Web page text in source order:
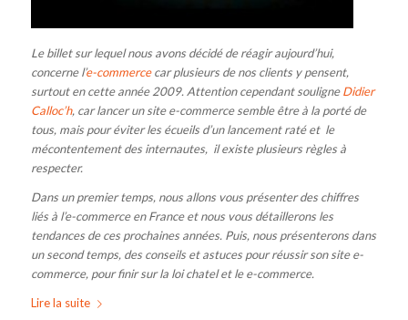
Le billet sur lequel nous avons décidé de réagir aujourd’hui,
concerne l’e-commercecar plusieurs de nos clients y pensent,
surtout en cette année 2009. Attention cependant souligneDidier
Calloc’h, car lancer un site e-commerce semble être à la porté de
tous, mais pour éviter les écueils d’un lancement raté et le
mécontentement des internautes, il existe plusieurs règles à
respecter.
Dans un premier temps, nous allons vous présenter des chiffres
liés à l’e-commerce en France et nous vous détaillerons les
tendances de ces prochaines années. Puis, nous présenterons dans
un second temps, des conseils et astuces pour réussir son site e-
commerce, pour finir sur la loi chatel et le e-commerce.
Lire la suite